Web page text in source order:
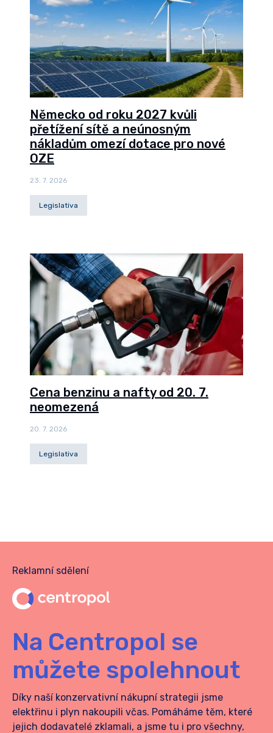
Německo od roku 2027 kvůli
přetížení sítě a neúnosným
nákladům omezí dotace pro nové
OZE
23. 7. 2026
Legislativa
Cena benzinu a nafty od 20. 7.
neomezená
20. 7. 2026
Legislativa
Reklamní sdělení
Na Centropol se
můžete spolehnout
Díky naší konzervativní nákupní strategii jsme
elektřinu i plyn nakoupili včas. Pomáháme těm, které
jejich dodavatelé zklamali, a jsme tu i pro všechny,